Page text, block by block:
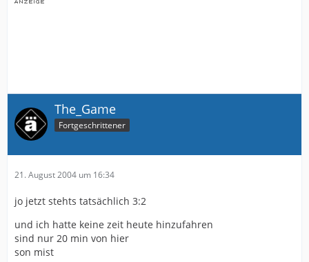
The_Game
Fortgeschrittener
21. August 2004 um 16:34
jo jetzt stehts tatsächlich 3:2
und ich hatte keine zeit heute hinzufahren
sind nur 20 min von hier
son mist